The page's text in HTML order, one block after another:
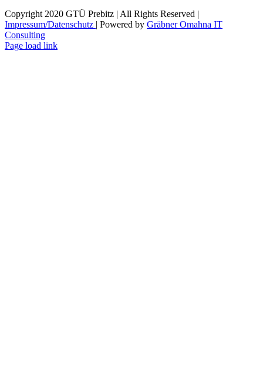
Copyright 2020 GTÜ Prebitz | All Rights Reserved |
Impressum/Datenschutz | Powered by Gräbner Omahna IT
Consulting
Page load link